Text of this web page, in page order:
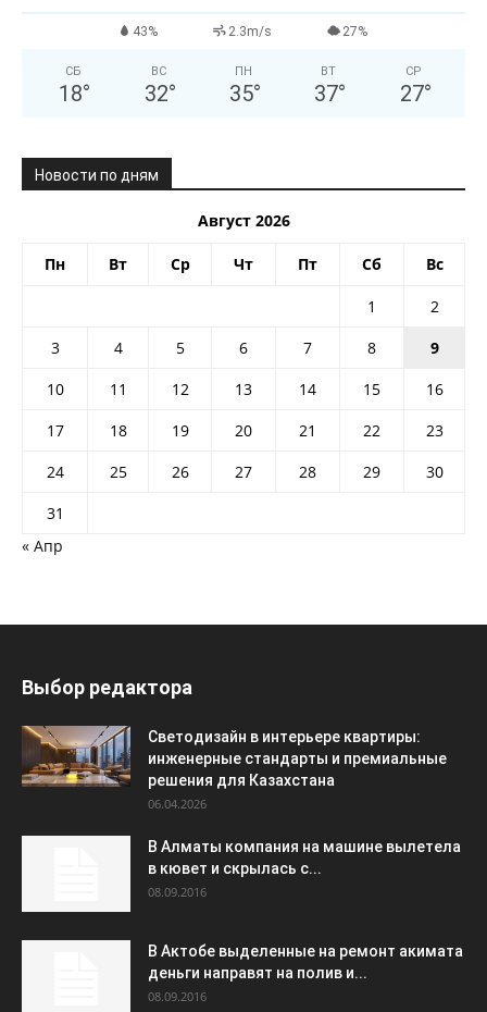
43% 2.3m/s 27%
СБ
18°
ВС
32°
ПН
35°
ВТ
37°
СР
27°
Новости по дням
Август 2026
Пн Вт Ср Чт Пт Сб Вс
1
2
3
4 5 6 7 8
9
10
11 12 13 14 15
16
17
18 19 20 21 22
23
24
25 26 27 28 29
30
31
« Апр
Выбор редактора
Светодизайн в интерьере квартиры:
инженерные стандарты и премиальные
решения для Казахстана
06.04.2026
В Алматы компания на машине вылетела
в кювет и скрылась с...
08.09.2016
В Актобе выделенные на ремонт акимата
деньги направят на полив и...
08.09.2016